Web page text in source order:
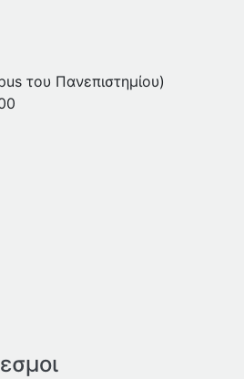
του Πανεπιστημίου)